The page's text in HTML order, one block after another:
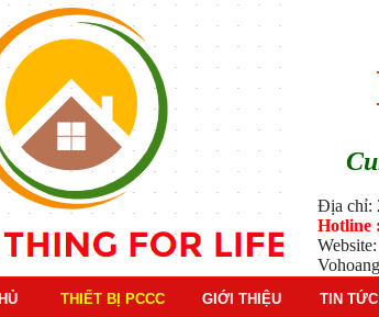
Địa chỉ:
Hotline
THIẾT BỊ PCCC GIỚI THIỆU TIN